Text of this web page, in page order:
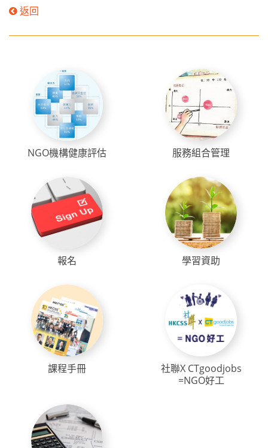
返回
NGO機構健康評估 服務組合管理
報名 學習資助
課程手冊
社聯X CTgoodjobs
=NGO好工